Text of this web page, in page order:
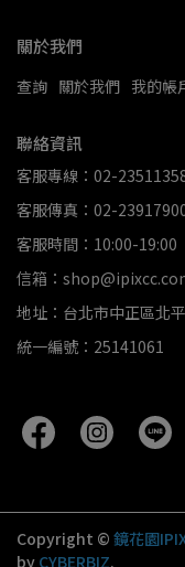
關於我們
查詢 關於我們 我的帳
聯絡資訊
客服專線：02-
客服傳真：02-
客服時間：10:00-19:00
信箱：
地址：台北市中正區北
統一編號：25141061
Copyright © 鏡花園
by CYBERBIZ.